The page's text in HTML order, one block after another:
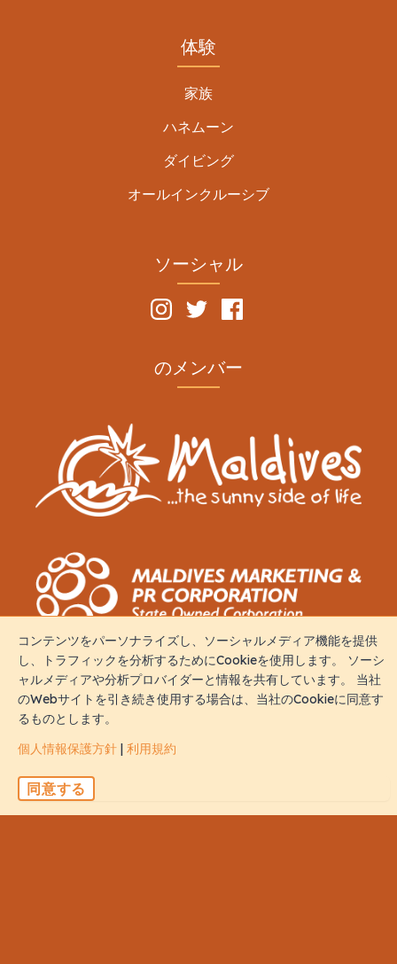
体験
家族
ハネムーン
ダイビング
オールインクルーシブ
ソーシャル
のメンバー
接触
M. Iris, Orchid Magu, Rep of Maldives, 20213
sales@naalistravels.com
コンテンツをパーソナライズし、ソーシャルメディア機能を提供
し、トラフィックを分析するためにCookieを使用します。 ソーシ
ャルメディアや分析プロバイダーと情報を共有しています。 当社
のWebサイトを引き続き使用する場合は、当社のCookieに同意す
るものとします。
個人情報保護方針 | 利用規約
同意する